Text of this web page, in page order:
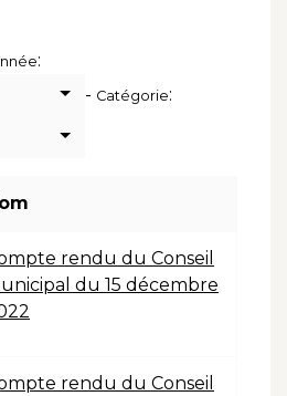
:
- Catégorie:
rendu du Conseil
du 15 décembre
rendu du Conseil